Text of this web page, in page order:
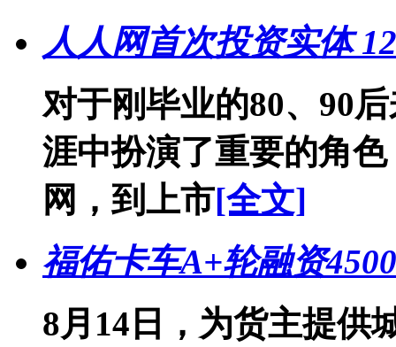
人人网首次投资实体
对于刚毕业的80、90
涯中扮演了重要的角
网，到上市[全文]
福佑卡车A+轮融资
8月14日，为货主提供